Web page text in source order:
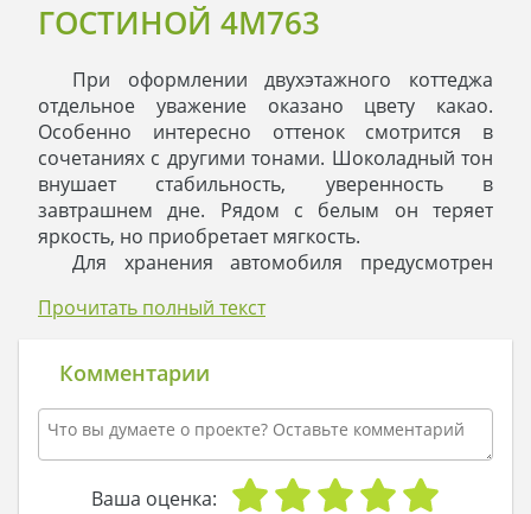
ГОСТИНОЙ 4M763
При оформлении двухэтажного коттеджа
отдельное уважение оказано цвету какао.
Особенно интересно оттенок смотрится в
сочетаниях с другими тонами. Шоколадный тон
внушает стабильность, уверенность в
завтрашнем дне. Рядом с белым он теряет
яркость, но приобретает мягкость.
Для хранения автомобиля предусмотрен
выполнять в примыкающей к нему мастерской.
Комфортная планировка придется по вкусу
хозяйке, которая любит готовить шикарные
блюда-шедевры и хранит втайне свои
кулинарные рецепты.
Гостиная соединяет место для общего отдыха и
столовую. Гордостью особняка стало
Прочитать полный текст
Комментарии
Ваша оценка: